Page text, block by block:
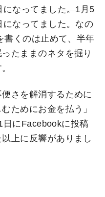
になってました。1月5
になってました。なの
書くのは止めて、半年
たままのネタを掘り
さを解消するために
ためにお金を払う」
日にFacebookに投稿
上に反響がありまし